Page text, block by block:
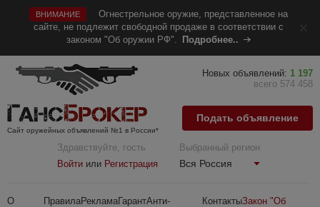
ВНИМАНИЕ
Огнестрельное оружие, представленное на
сайте, не подлежит свободной продаже в соответствии с
законом "Об оружии РФ".
Подробнее..
Сайт оружейных объявлений №1 в России*
Здравствуйте, гость
Войти или Регистрация
Выбранный регион
Вся Россия
О
ПравилаРекламаГарантАнти-
КонтактыЗакон "Об
Новых объявлений: 1 197
всего 574 458
Подать объявление